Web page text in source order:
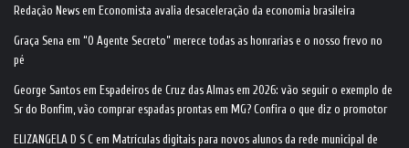
Redação News em Economista avalia desaceleração da economia brasileira
Graça Sena em “O Agente Secreto” merece todas as honrarias e o nosso frevo no
pé
George Santos em Espadeiros de Cruz das Almas em 2026: vão seguir o exemplo de
Sr do Bonfim, vão comprar espadas prontas em MG? Confira o que diz o promotor
ELIZANGELA D S C em Matrículas digitais para novos alunos da rede municipal de